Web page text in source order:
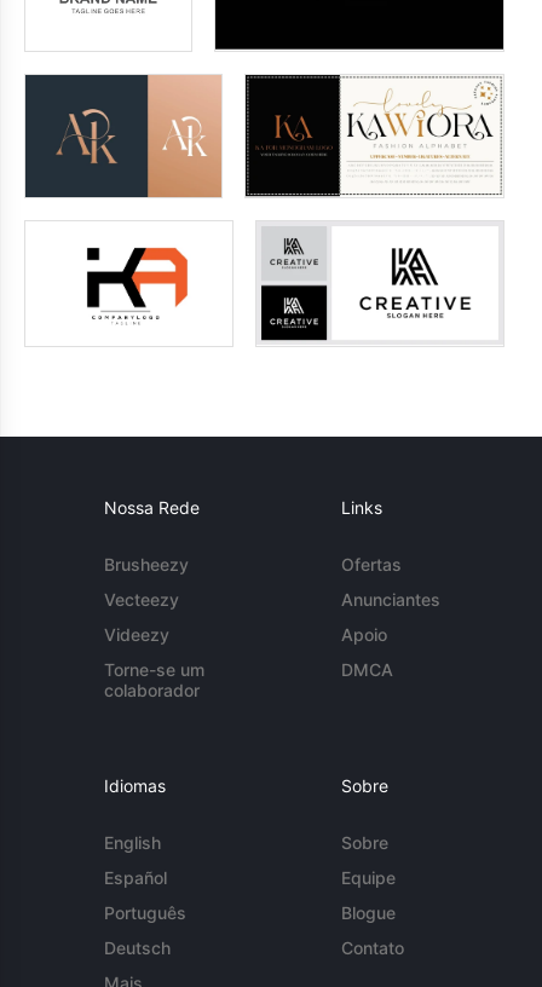
Nossa Rede
Brusheezy
Vecteezy
Videezy
Torne-se um
colaborador
Links
Ofertas
Anunciantes
Apoio
DMCA
Idiomas
English
Español
Português
Deutsch
Mais...
Sobre
Sobre
Equipe
Blogue
Contato